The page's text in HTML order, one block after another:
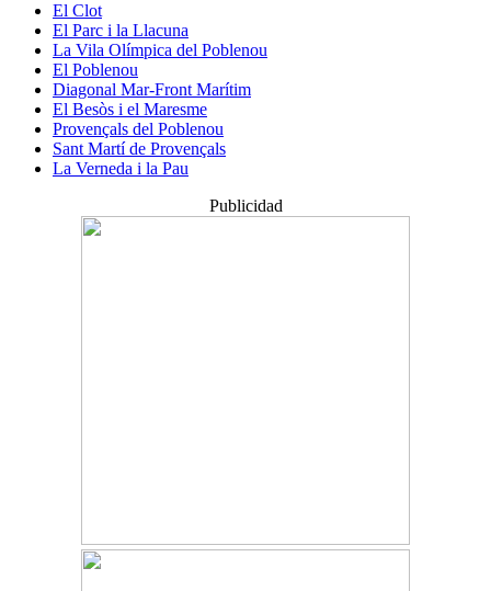
El Clot
El Parc i la Llacuna
La Vila Olímpica del Poblenou
El Poblenou
Diagonal Mar-Front Marítim
El Besòs i el Maresme
Provençals del Poblenou
Sant Martí de Provençals
La Verneda i la Pau
Publicidad